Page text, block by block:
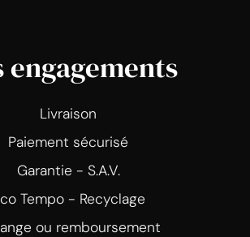
engagements
Livraison
Paiement sécurisé
Garantie - S.A.V.
Tempo - Recyclage
ou remboursement